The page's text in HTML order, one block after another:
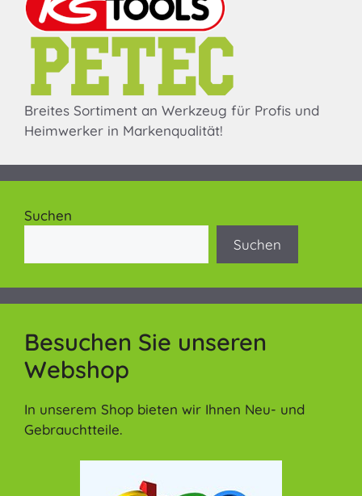
Breites Sortiment an Werkzeug für Profis und
Heimwerker in Markenqualität!
Suchen
Suchen
Besuchen Sie unseren
Webshop
In unserem Shop bieten wir Ihnen Neu- und
Gebrauchtteile.